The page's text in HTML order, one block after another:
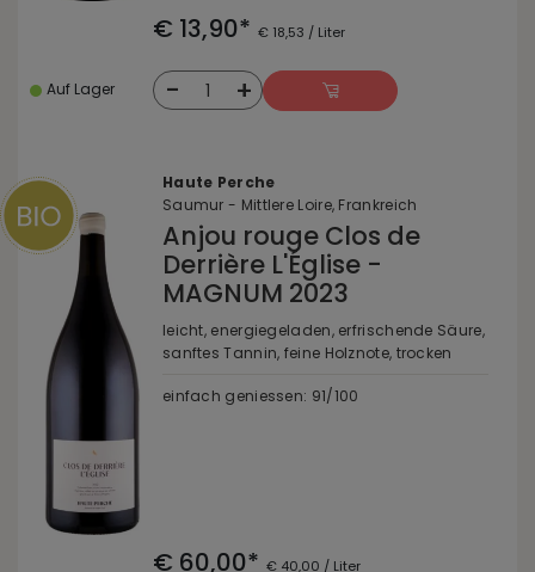
€ 13,90* € 18,53 / Liter
Auf Lager - 1 +
Haute Perche
Saumur - Mittlere Loire, Frankreich
Anjou rouge Clos de
Derrière L'Église -
MAGNUM 2023
leicht, energiegeladen, erfrischende Säure,
sanftes Tannin, feine Holznote, trocken
einfach geniessen: 91/100
€ 60,00* € 40,00 / Liter